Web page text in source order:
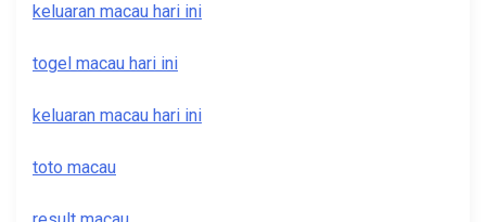
keluaran macau hari ini
togel macau hari ini
keluaran macau hari ini
toto macau